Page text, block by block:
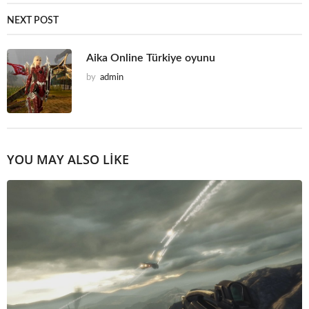
NEXT POST
Aika Online Türkiye oyunu
by admin
YOU MAY ALSO LIKE